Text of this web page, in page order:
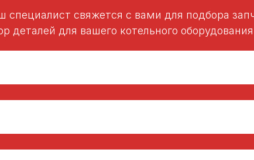
специалист свяжется с вами для подбора
деталей для вашего котельного